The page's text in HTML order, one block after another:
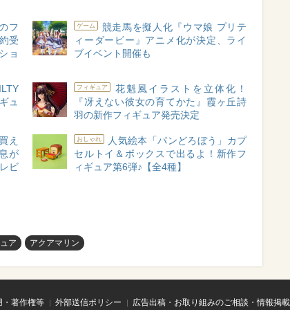
フ
受
ョ
ゲーム
競走馬を擬人化『ウマ娘 プリテ
ィーダービー』アニメ化が決定、ライ
ブイベント開催も
ュ
フィギュア
花魁風イラストを立体化！
『冴えない彼女の育てかた』霞ヶ丘詩
羽の新作フィギュア発売決定
え
が
ビ
おしゃれ
人気絵本「パンどろぼう」カプ
セルトイ＆ボックスで出るよ！新作フ
ィギュア第6弾♪【全4種】
ア アクアマリン
・著作権等 外部送信ポリシー 広告出稿・お取り組みのご相談・情報掲